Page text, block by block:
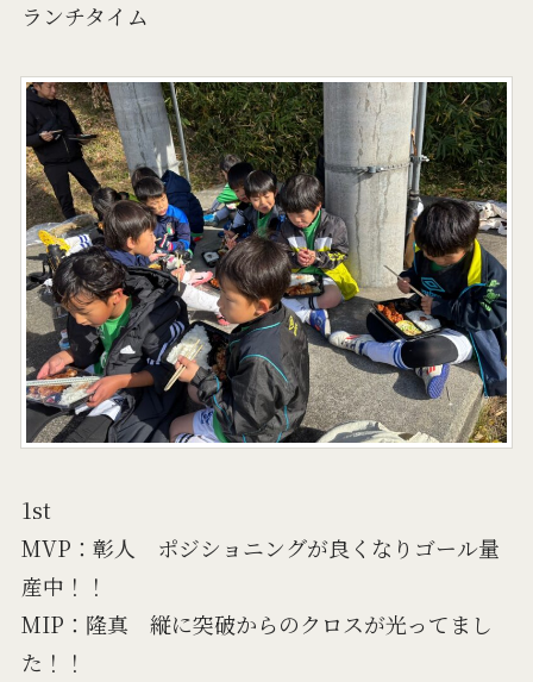
ランチタイム
1st
MVP：彰人 ポジショニングが良くなりゴール量
産中！！
MIP：隆真 縦に突破からのクロスが光ってまし
た！！